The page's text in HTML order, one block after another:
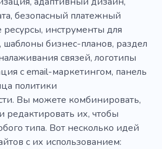
работы
Запас
Планирование
безопасный платежный
инструменты для
шаблоны бизнес-планов, раздел
связей, логотипы
с email-маркетингом, панель
политики
Вы можете комбинировать,
редактировать их, чтобы
типа. Вот несколько идей
с их использованием: